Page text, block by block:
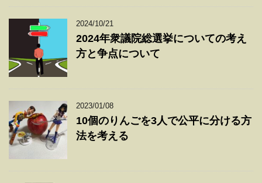
2024/10/21
2024年衆議院総選挙についての考え
方と争点について
2023/01/08
10個のりんごを3人で公平に分ける方
法を考える